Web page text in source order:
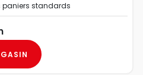
paniers standards